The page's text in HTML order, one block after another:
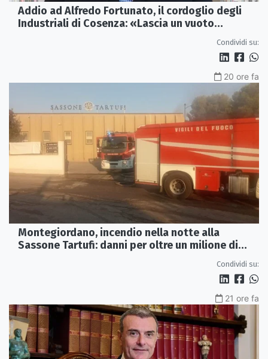
Addio ad Alfredo Fortunato, il cordoglio degli
Industriali di Cosenza: «Lascia un vuoto
Condividi su:
20 ore fa
Montegiordano, incendio nella notte alla
Sassone Tartufi: danni per oltre un milione di
Condividi su:
21 ore fa